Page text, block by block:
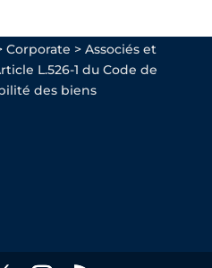
Corporate > Associés et
L.526-1 du Code de
des biens